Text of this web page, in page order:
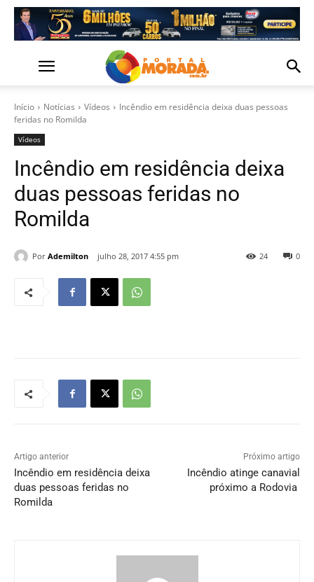
Início Notícias Vídeos
Incêndio em residência deixa duas pessoas
feridas no Romilda
Vídeos
Incêndio em residência deixa
duas pessoas feridas no
Romilda
Por Ademilton julho 28, 2017 4:55 pm 0
24
Artigo anterior
Incêndio em residência deixa
duas pessoas feridas no
Romilda
Próximo artigo
Incêndio atinge canavial
próximo a Rodovia